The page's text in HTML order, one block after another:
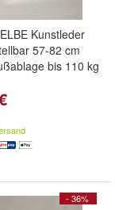
Kunstleder
57-82 cm
bis 110 kg
- 36%